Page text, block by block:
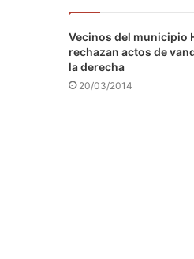
Vecinos del municipio
rechazan actos de
la derecha
20/03/2014